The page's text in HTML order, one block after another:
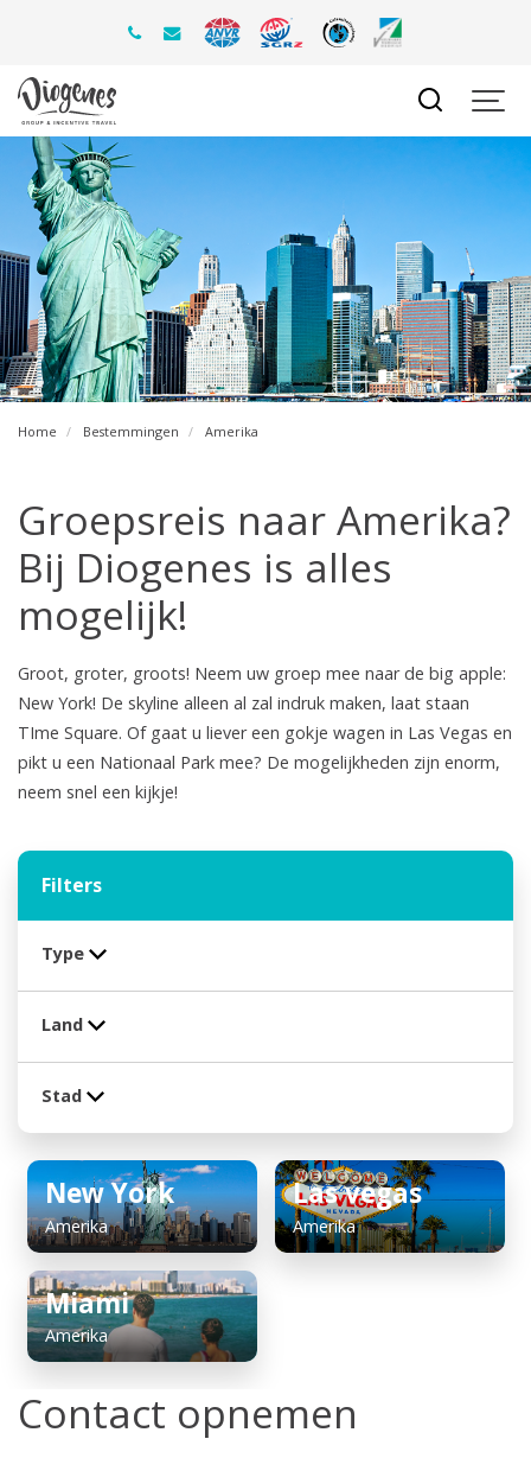
Home Bestemmingen Amerika
Groepsreis naar Amerika?
Bij Diogenes is alles
mogelijk!
Groot, groter, groots! Neem uw groep mee naar de big apple:
New York! De skyline alleen al zal indruk maken, laat staan
TIme Square. Of gaat u liever een gokje wagen in Las Vegas en
pikt u een Nationaal Park mee? De mogelijkheden zijn enorm,
neem snel een kijkje!
Filters
Type
Land
Stad
New York
Amerika
Las vegas
Amerika
Miami
Amerika
Contact opnemen